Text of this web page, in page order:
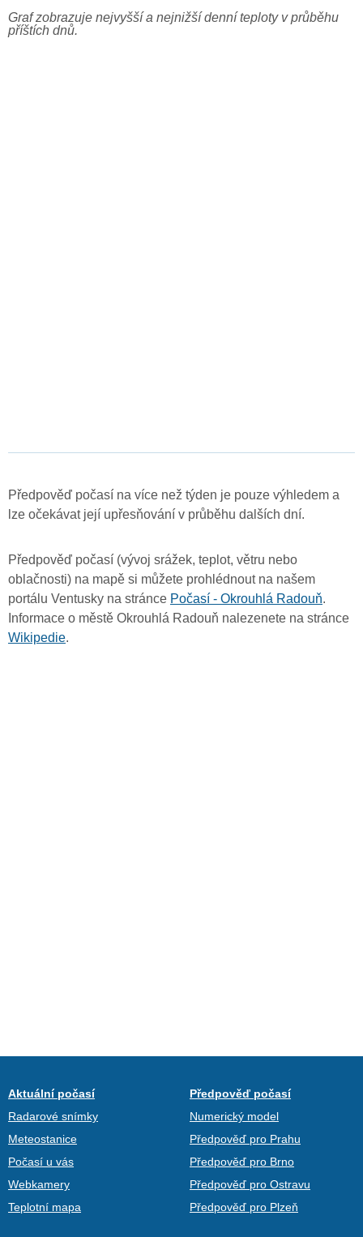
Graf zobrazuje nejvyšší a nejnižší denní teploty v průběhu
příštích dnů.
Předpověď počasí na více než týden je pouze výhledem a
lze očekávat její upřesňování v průběhu dalších dní.
Předpověď počasí (vývoj srážek, teplot, větru nebo
oblačnosti) na mapě si můžete prohlédnout na našem
portálu Ventusky na stránce Počasí - Okrouhlá Radouň.
Informace o městě Okrouhlá Radouň nalezenete na stránce
Wikipedie.
Aktuální počasí
Radarové snímky
Meteostanice
Počasí u vás
Webkamery
Teplotní mapa
Předpověď počasí
Numerický model
Předpověď pro Prahu
Předpověď pro Brno
Předpověď pro Ostravu
Předpověď pro Plzeň